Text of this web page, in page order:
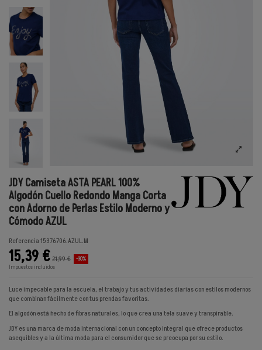
JDY Camiseta ASTA PEARL 100%
Algodón Cuello Redondo Manga Corta
con Adorno de Perlas Estilo Moderno y
Cómodo AZUL
Referencia15376706.AZUL.M
15,39 € 21,99 € -30%
Impuestos incluidos
Luce impecable para la escuela, el trabajo y tus actividades diarias con estilos modernos
que combinan fácilmente con tus prendas favoritas.
El algodón está hecho de fibras naturales, lo que crea una tela suave y transpirable.
JDY es una marca de moda internacional con un concepto integral que ofrece productos
asequibles y a la última moda para el consumidor que se preocupa por su estilo.